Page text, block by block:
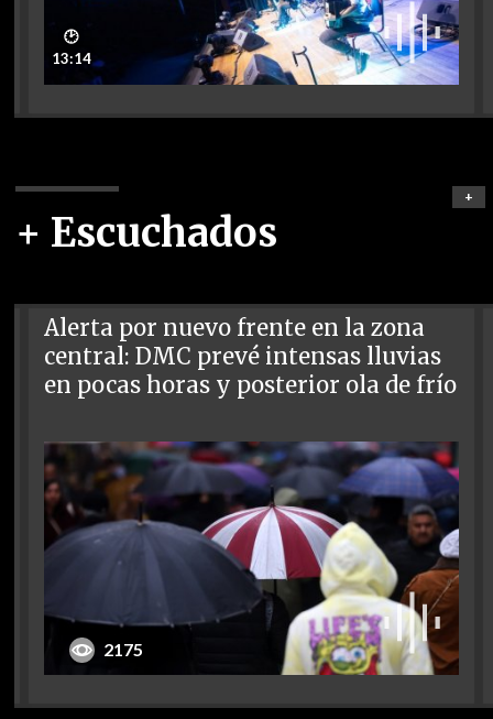
🕑
13:14
+ Escuchados
+
Alerta por nuevo frente en la zona
central: DMC prevé intensas lluvias
en pocas horas y posterior ola de frío
2175